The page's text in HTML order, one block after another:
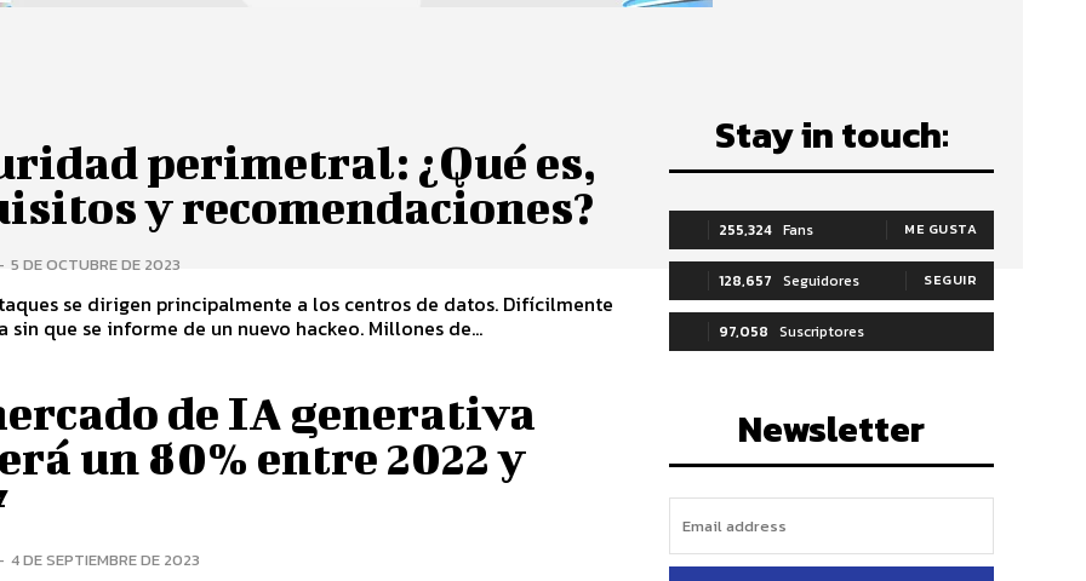
perimetral: ¿Qué es,
y recomendaciones?
5 DE OCTUBRE DE 2023
se dirigen principalmente a los centros de datos. Difícilmente
sin que se informe de un nuevo hackeo. Millones de...
de IA generativa
un 80% entre 2022 y
4 DE SEPTIEMBRE DE 2023
Stay in touch:
255,324 Fans ME GUSTA
128,657 Seguidores SEGUIR
97,058 Suscriptores
Newsletter